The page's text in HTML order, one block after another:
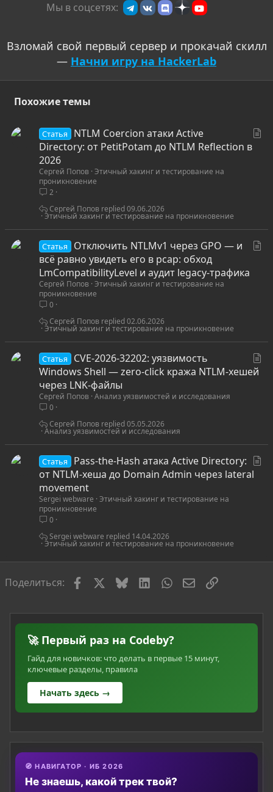
Мы в соцсетях:
Взломай свой первый сервер и прокачай скилл
— Начни игру на HackerLab
Похожие темы
Статья
NTLM Coercion атаки Active
Directory: от PetitPotam до NTLM Reflection в
2026
Сергей Попов Этичный хакинг и тестирование на
проникновение
2
Этичный хакинг и тестирование на проникновение
09.06.2026
Сергей Попов
Статья
Отключить NTLMv1 через GPO — и
всё равно увидеть его в pcap: обход
LmCompatibilityLevel и аудит legacy-трафика
Сергей Попов Этичный хакинг и тестирование на
проникновение
0
Этичный хакинг и тестирование на проникновение
02.06.2026
Сергей Попов
Статья
CVE-2026-32202: уязвимость
Windows Shell — zero-click кража NTLM-хешей
через LNK-файлы
Сергей Попов Анализ уязвимостей и исследования
0
Анализ уязвимостей и исследования
05.05.2026
Сергей Попов
Статья
Pass-the-Hash атака Active Directory:
от NTLM-хеша до Domain Admin через lateral
movement
Sergei webware Этичный хакинг и тестирование на
проникновение
0
Этичный хакинг и тестирование на проникновение
14.04.2026
Sergei webware
Поделиться: FacebookBlueskyLinkedInWhatsAppЭлектронная
Ссылка
🚀 Первый раз на Codeby?
Гайд для новичков: что делать в первые 15 минут,
ключевые разделы, правила
Начать здесь →
🧭 НАВИГАТОР · ИБ 2026
Не знаешь, какой трек твой?